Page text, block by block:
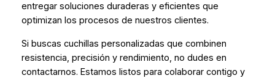
entregar soluciones duraderas y eficientes que
optimizan los procesos de nuestros clientes.
Si buscas cuchillas personalizadas que combinen
resistencia, precisión y rendimiento, no dudes en
contactarnos. Estamos listos para colaborar contigo y